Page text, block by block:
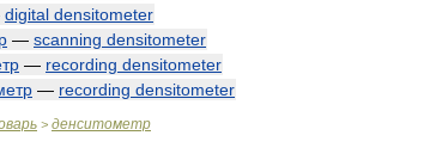
digital densitometer
— scanning densitometer
— recording densitometer
— recording densitometer
> денситометр